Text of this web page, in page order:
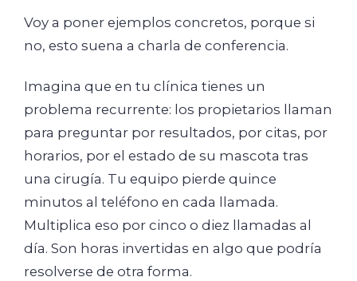
Voy a poner ejemplos concretos, porque si
no, esto suena a charla de conferencia.
Imagina que en tu clínica tienes un
problema recurrente: los propietarios llaman
para preguntar por resultados, por citas, por
horarios, por el estado de su mascota tras
una cirugía. Tu equipo pierde quince
minutos al teléfono en cada llamada.
Multiplica eso por cinco o diez llamadas al
día. Son horas invertidas en algo que podría
resolverse de otra forma.